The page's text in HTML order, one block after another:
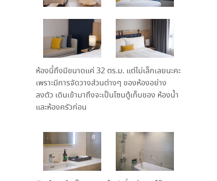
ห้องนี้ถึงมีขนาดแค่ 32 ตร.ม. แต่ไม่เล็กเลยนะคะ
เพราะมีการจัดวางส่วนต่างๆ ของห้องอย่าง
ลงตัว เดินเข้ามาถึงจะเป็นโซนตู้เก็บของ ห้องน้ำ
และห้องครัวก่อน